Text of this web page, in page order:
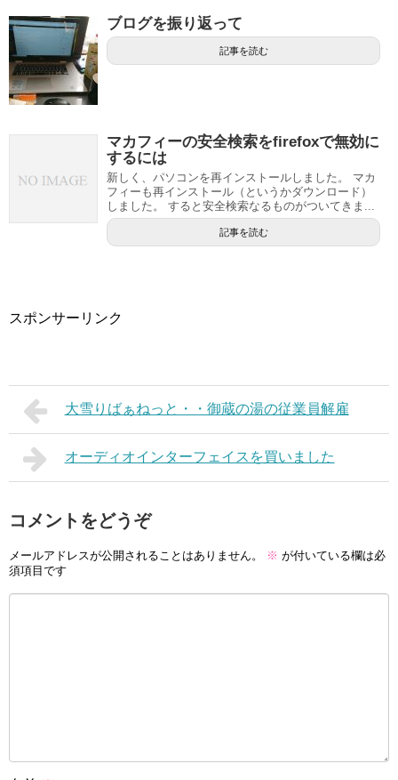
ブログを振り返って
記事を読む
マカフィーの安全検索をfirefoxで無効に
するには
新しく、パソコンを再インストールしました。 マカ
フィーも再インストール（というかダウンロード）
しました。 すると安全検索なるものがついてきま...
記事を読む
スポンサーリンク
大雪りばぁねっと・・御蔵の湯の従業員解雇
オーディオインターフェイスを買いました
コメントをどうぞ
メールアドレスが公開されることはありません。 ※ が付いている欄は必
須項目です